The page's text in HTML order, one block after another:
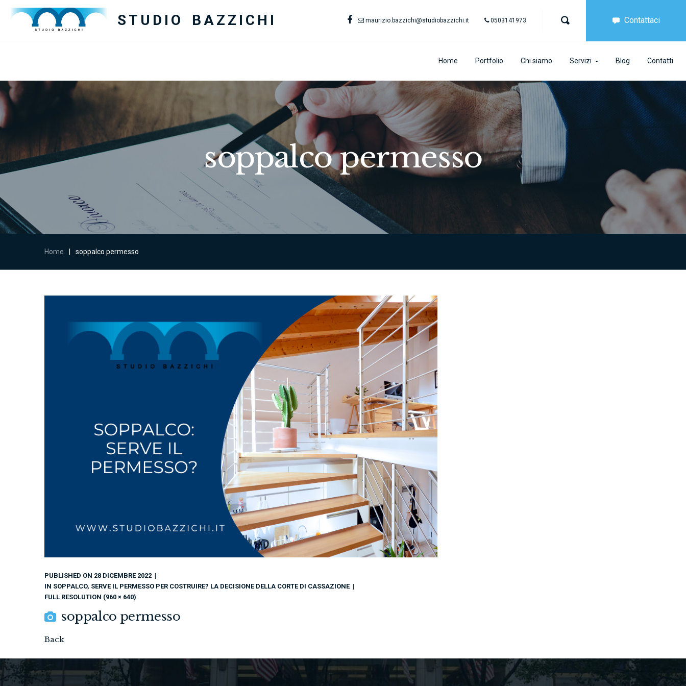
STUDIO BAZZICHI maurizio.bazzichi@studiobazzichi.it 0503141973 Contattaci
Home Portfolio Chi siamo Servizi Blog Contatti
soppalco permesso
Home soppalco permesso
PUBLISHED ON 28 DICEMBRE 2022
IN SOPPALCO, SERVE IL PERMESSO PER COSTRUIRE? LA DECISIONE DELLA CORTE DI CASSAZIONE
FULL RESOLUTION (960 × 640)
soppalco permesso
Back